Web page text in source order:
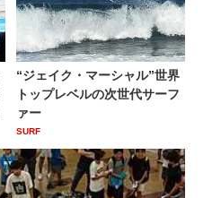
“ジェイク・マーシャル”世界
トップレベルの次世代サーフ
ァー
SURF